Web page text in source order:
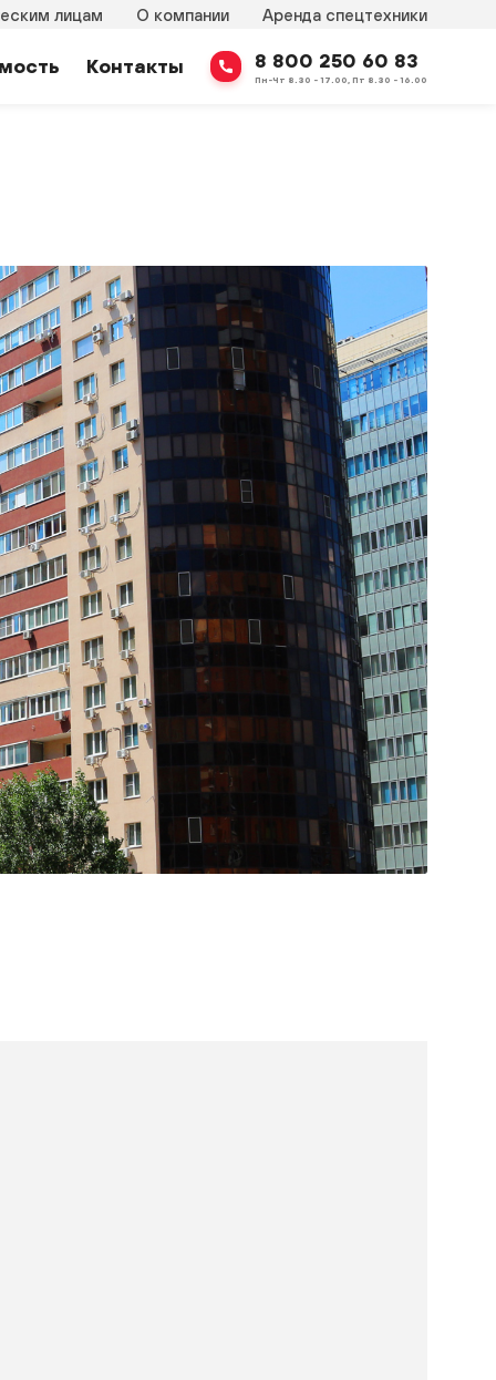
лицам О компании Аренда спецтехники
Контакты 8 800 250 60 83
Пн-Чт 8.30 - 17.00, Пт 8.30 - 16.00